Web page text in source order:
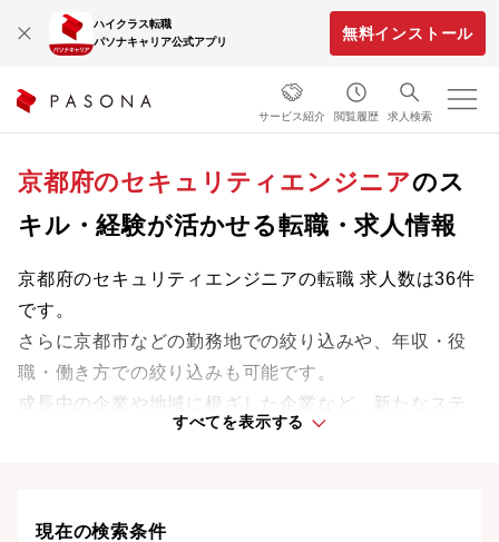
ハイクラス転職
パソナキャリア公式アプリ
無料インストール
サービス紹介 閲覧履歴 求人検索
京都府のセキュリティエンジニアのス
キル・経験が活かせる転職・求人情報
京都府のセキュリティエンジニアの転職 求人数は36件
です。
さらに京都市などの勤務地での絞り込みや、年収・役
職・働き方での絞り込みも可能です。
成長中の企業や地域に根ざした企業など、新たなステ
ージで活躍するチャンスを見つけましょう。
すべてを表示する
現在の検索条件